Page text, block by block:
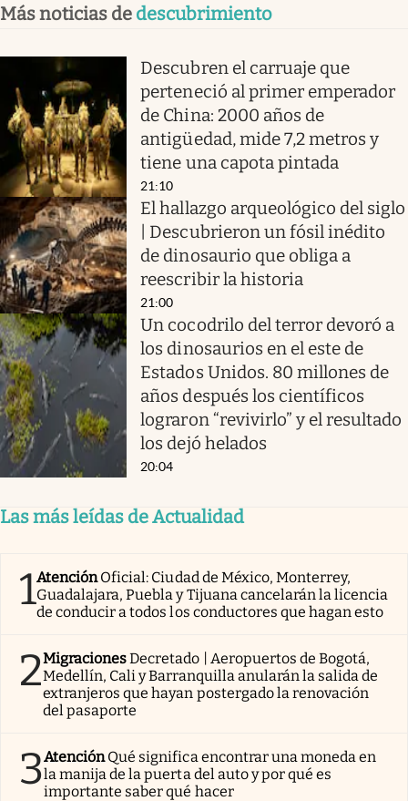
Más noticias de descubrimiento
Descubren el carruaje que
perteneció al primer emperador
de China: 2000 años de
antigüedad, mide 7,2 metros y
tiene una capota pintada
21:10
El hallazgo arqueológico del siglo
| Descubrieron un fósil inédito
de dinosaurio que obliga a
reescribir la historia
21:00
Un cocodrilo del terror devoró a
los dinosaurios en el este de
Estados Unidos. 80 millones de
años después los científicos
lograron “revivirlo” y el resultado
los dejó helados
20:04
Las más leídas de Actualidad
1AtenciónOficial: Ciudad de México, Monterrey,
Guadalajara, Puebla y Tijuana cancelarán la licencia
de conducir a todos los conductores que hagan esto
2MigracionesDecretado | Aeropuertos de Bogotá,
Medellín, Cali y Barranquilla anularán la salida de
extranjeros que hayan postergado la renovación
del pasaporte
3AtenciónQué significa encontrar una moneda en
la manija de la puerta del auto y por qué es
importante saber qué hacer